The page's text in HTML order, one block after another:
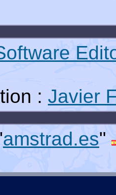
: Javier
amstrad.es"